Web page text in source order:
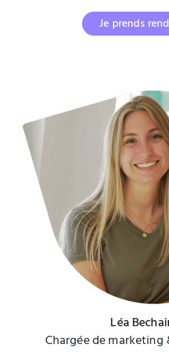
Je prends
Léa
Chargée de